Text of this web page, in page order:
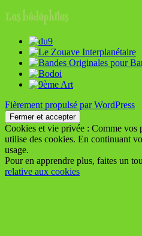
Les bédéphiles
Fièrement propulsé par WordPress
Cookies et vie privée : Comme vos
utilise des cookies. En continuant
usage.
Pour en apprendre plus, faites un
relative aux cookies